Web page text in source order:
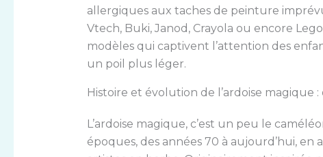
allergiques aux taches de peinture
Vtech, Buki, Janod, Crayola ou encore
modèles qui captivent l’attention des
un poil plus léger.
Histoire et évolution de l’ardoise magique
L’ardoise magique, c’est un peu le
époques, des années 70 à aujourd’hui,